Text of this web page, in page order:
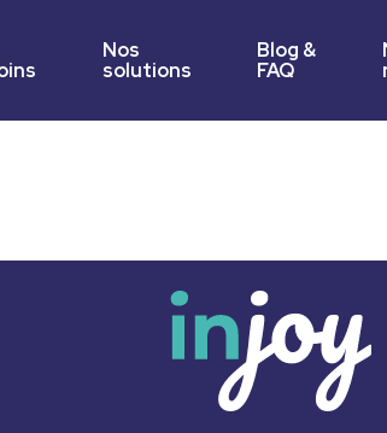
QVT au sein de votre entreprise
et engager vos équipes
Nos
solutions
& stratégie QVT
Blog &
FAQ